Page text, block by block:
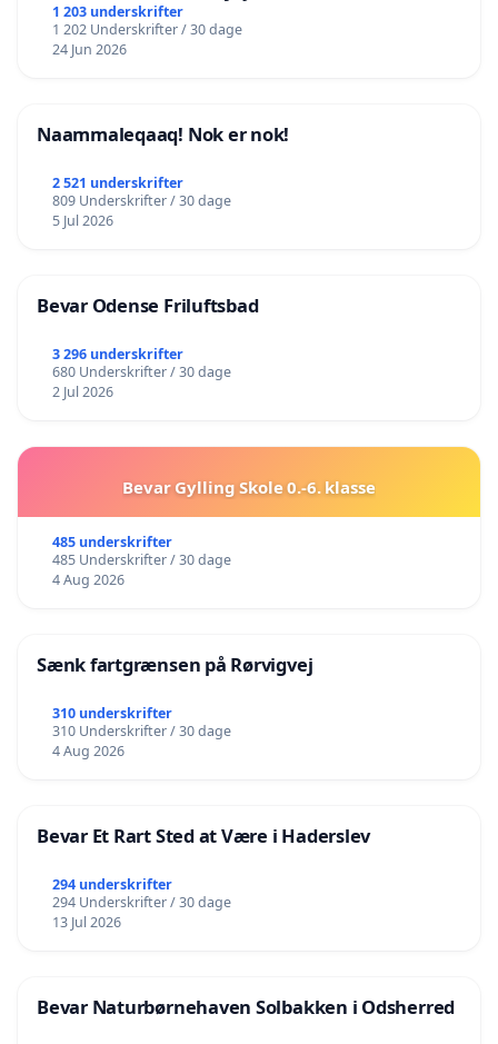
lokalområde i balance
1 203 underskrifter
1 202 Underskrifter / 30 dage
24 Jun 2026
Naammaleqaaq! Nok er nok!
2 521 underskrifter
809 Underskrifter / 30 dage
5 Jul 2026
Bevar Odense Friluftsbad
3 296 underskrifter
680 Underskrifter / 30 dage
2 Jul 2026
Bevar Gylling Skole 0.-6. klasse
485 underskrifter
485 Underskrifter / 30 dage
4 Aug 2026
Sænk fartgrænsen på Rørvigvej
310 underskrifter
310 Underskrifter / 30 dage
4 Aug 2026
Bevar Et Rart Sted at Være i Haderslev
294 underskrifter
294 Underskrifter / 30 dage
13 Jul 2026
Bevar Naturbørnehaven Solbakken i Odsherred